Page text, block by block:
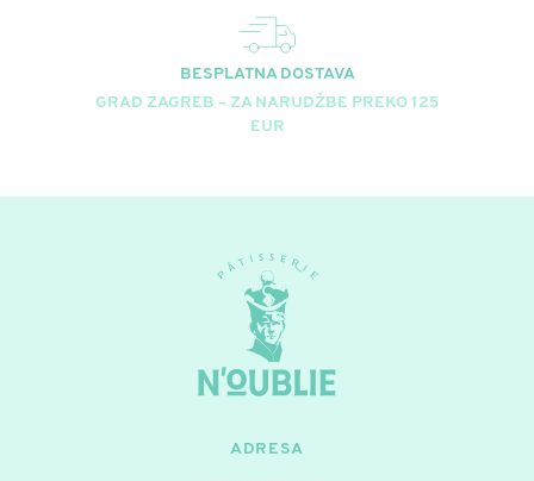
BESPLATNA DOSTAVA
GRAD ZAGREB – ZA NARUDŽBE PREKO 125
EUR
ADRESA